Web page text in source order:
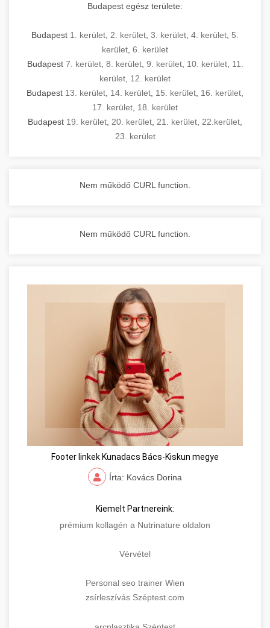
Budapest egész területe:
Budapest 1. kerület 2. kerület 3. kerület 4. kerület 5.
kerület 6. kerület
Budapest 7. kerület, 8. kerület, 9. kerület, 10. kerület, 11.
kerület 12. kerület
Budapest 13. kerület 14. kerület 15. kerület 16. kerület
17. kerület 18. kerület
Budapest 19. kerület 20. kerület 21. kerület 22.kerület
23. kerület
Nem működő CURL function.
Nem működő CURL function.
Footer linkek Kunadacs Bács-Kiskun megye
Írta: Kovács Dorina
Kiemelt Partnereink:
prémium kollagén a Nutrinature oldalon
Vérvétel
Personal seo trainer Wien
zsírleszívás Széptest.com